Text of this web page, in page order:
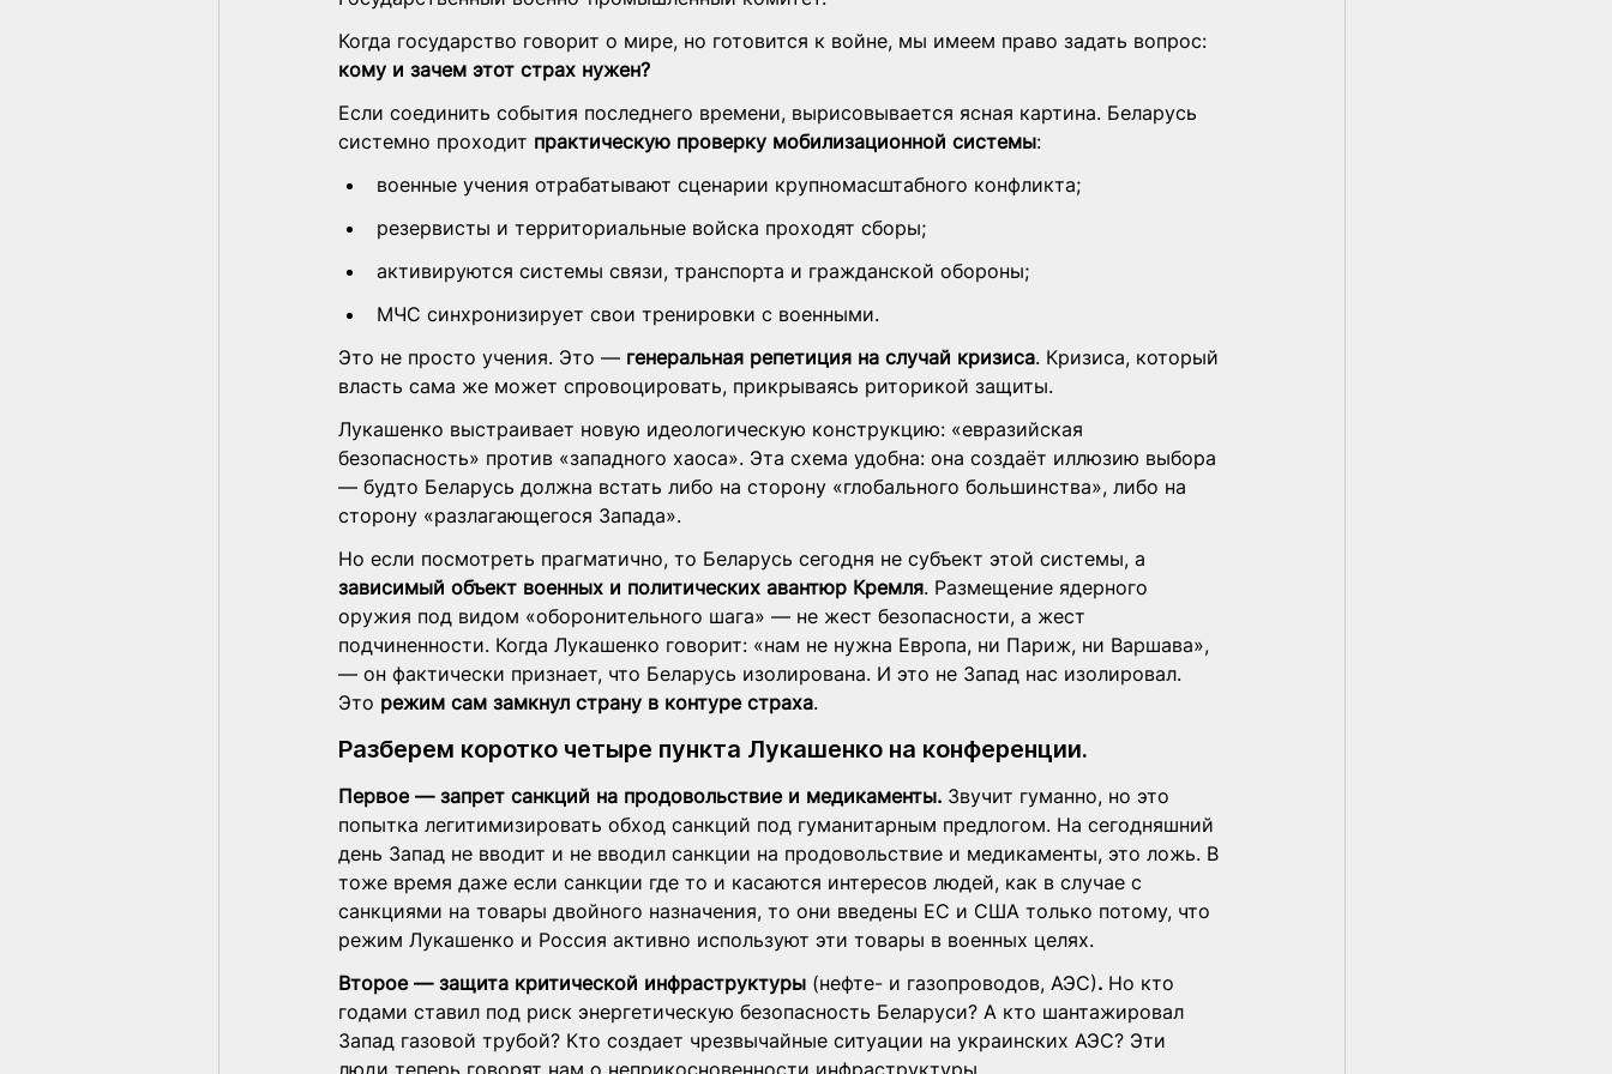
Когда государство говорит о мире, но готовится к войне, мы имеем право задать вопрос:
кому и зачем этот страх нужен?
Если соединить события последнего времени, вырисовывается ясная картина. Беларусь
системно проходит практическую проверку мобилизационной системы:
военные учения отрабатывают сценарии крупномасштабного конфликта;
резервисты и территориальные войска проходят сборы;
активируются системы связи, транспорта и гражданской обороны;
МЧС синхронизирует свои тренировки с военными.
Это не просто учения. Это — генеральная репетиция на случай кризиса. Кризиса, который
власть сама же может спровоцировать, прикрываясь риторикой защиты.
Лукашенко выстраивает новую идеологическую конструкцию: «евразийская
безопасность» против «западного хаоса». Эта схема удобна: она создаёт иллюзию выбора
— будто Беларусь должна встать либо на сторону «глобального большинства», либо на
сторону «разлагающегося Запада».
Но если посмотреть прагматично, то Беларусь сегодня не субъект этой системы, а
зависимый объект военных и политических авантюр Кремля. Размещение ядерного
оружия под видом «оборонительного шага» — не жест безопасности, а жест
подчиненности. Когда Лукашенко говорит: «нам не нужна Европа, ни Париж, ни Варшава»,
— он фактически признает, что Беларусь изолирована. И это не Запад нас изолировал.
Это режим сам замкнул страну в контуре страха.
Разберем коротко четыре пункта Лукашенко на конференции.
Первое — запрет санкций на продовольствие и медикаменты. Звучит гуманно, но это
попытка легитимизировать обход санкций под гуманитарным предлогом. На сегодняшний
день Запад не вводит и не вводил санкции на продовольствие и медикаменты, это ложь. В
тоже время даже если санкции где то и касаются интересов людей, как в случае с
санкциями на товары двойного назначения, то они введены ЕС и США только потому, что
режим Лукашенко и Россия активно используют эти товары в военных целях.
Второе — защита критической инфраструктуры (нефте- и газопроводов, АЭС). Но кто
годами ставил под риск энергетическую безопасность Беларуси? А кто шантажировал
Запад газовой трубой? Кто создает чрезвычайные ситуации на украинских АЭС? Эти